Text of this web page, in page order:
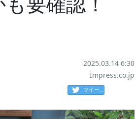
2025.03.14 6:30
Impress.co.jp
ツイート